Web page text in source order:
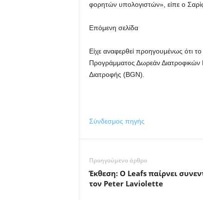
φορητών υπολογιστών», είπε ο
Επόμενη σελίδα
Είχε αναφερθεί προηγουμένως ότι
Προγράμματος Δωρεάν Διατροφικών
Διατροφής (BGN).
Σύνδεσμος πηγής
Προηγούμενο άρθρο
Έκθεση: Ο Leafs παίρνει
τον Peter Laviolette